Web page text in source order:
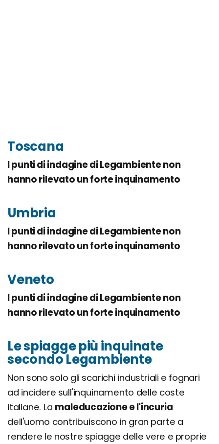
Toscana
I punti di indagine di Legambiente non
hanno rilevato un forte inquinamento
Umbria
I punti di indagine di Legambiente non
hanno rilevato un forte inquinamento
Veneto
I punti di indagine di Legambiente non
hanno rilevato un forte inquinamento
Le spiagge più inquinate
secondo Legambiente
Non sono solo gli scarichi industriali e fognari
ad incidere sull'inquinamento delle coste
italiane. La maleducazione e l'incuria
dell'uomo contribuiscono in gran parte a
rendere le nostre spiagge delle vere e proprie